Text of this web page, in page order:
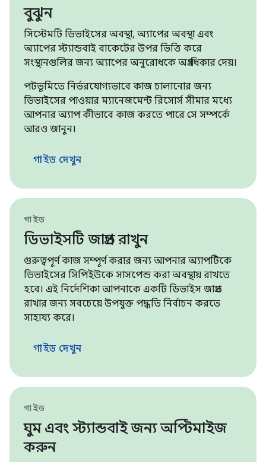
বুঝুন
সিস্টেমটি ডিভাইসের অবস্থা, অ্যাপের অবস্থা এবং
অ্যাপের স্ট্যান্ডবাই বাকেটের উপর ভিত্তি করে
সংস্থানগুলির জন্য অ্যাপের অনুরোধকে অগ্রাধিকার দেয়।
পটভূমিতে নির্ভরযোগ্যভাবে কাজ চালানোর জন্য
ডিভাইসের পাওয়ার ম্যানেজমেন্ট রিসোর্স সীমার মধ্যে
আপনার অ্যাপ কীভাবে কাজ করতে পারে সে সম্পর্কে
আরও জানুন।
গাইড দেখুন
গাইড
ডিভাইসটি জাগ্রত রাখুন
গুরুত্বপূর্ণ কাজ সম্পূর্ণ করার জন্য আপনার অ্যাপটিকে
ডিভাইসের সিপিইউকে সাসপেন্ড করা অবস্থায় রাখতে
হবে। এই নির্দেশিকা আপনাকে একটি ডিভাইস জাগ্রত
রাখার জন্য সবচেয়ে উপযুক্ত পদ্ধতি নির্বাচন করতে
সাহায্য করে।
গাইড দেখুন
গাইড
ঘুম এবং স্ট্যান্ডবাই জন্য অপ্টিমাইজ
করুন